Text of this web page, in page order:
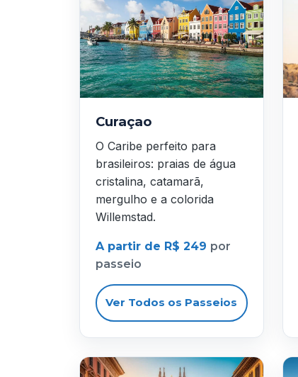
Curaçao
O Caribe perfeito para
brasileiros: praias de água
cristalina, catamarã,
mergulho e a colorida
Willemstad.
A partir de R$ 249 por
passeio
Ver Todos os Passeios